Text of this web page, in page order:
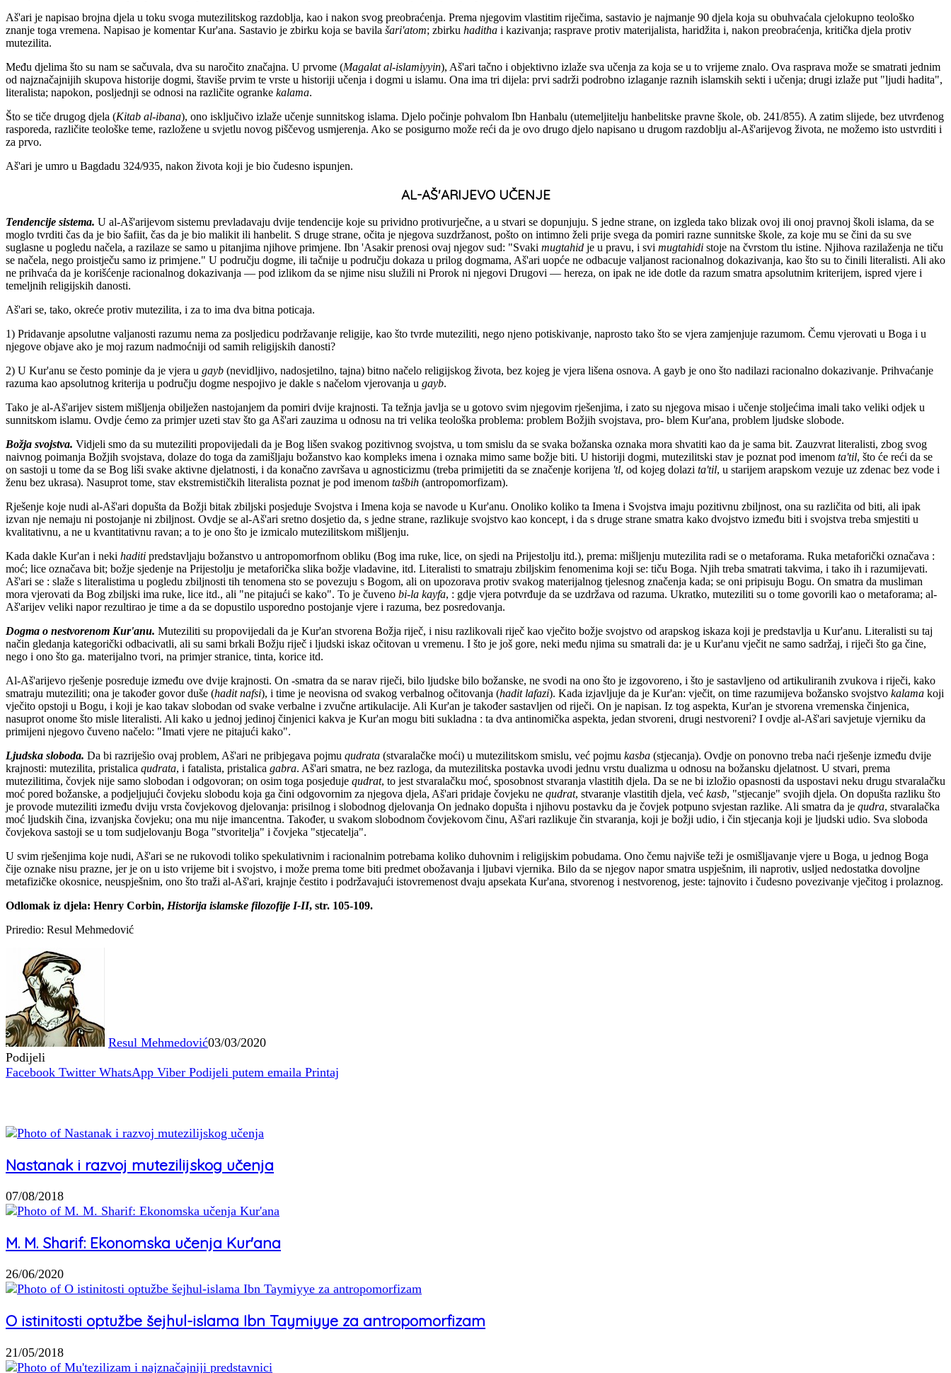
Aš'ari je napisao brojna djela u toku svoga mutezilitskog razdoblja, kao i nakon svog preobraćenja. Prema njegovim vlastitim riječima, sastavio je najmanje 90 djela koja su obuhvaćala cjelokupno teološko
znanje toga vremena. Napisao je komentar Kur'ana. Sastavio je zbirku koja se bavila šari'atom; zbirku haditha i kazivanja; rasprave protiv materijalista, haridžita i, nakon preobraćenja, kritička djela protiv
mutezilita.
Među djelima što su nam se sačuvala, dva su naročito značajna. U prvome (Magalat al-islamiyyin), Aš'ari tačno i objektivno izlaže sva učenja za koja se u to vrijeme znalo. Ova rasprava može se smatrati jednim
od najznačajnijih skupova historije dogmi, štaviše prvim te vrste u historiji učenja i dogmi u islamu. Ona ima tri dijela: prvi sadrži podrobno izlaganje raznih islamskih sekti i učenja; drugi izlaže put "ljudi hadita",
literalista; napokon, posljednji se odnosi na različite ogranke kalama.
Što se tiče drugog djela (Kitab al-ibana), ono isključivo izlaže učenje sunnitskog islama. Djelo počinje pohvalom Ibn Hanbalu (utemeljitelju hanbelitske pravne škole, ob. 241/855). A zatim slijede, bez utvrđenog
rasporeda, različite teološke teme, razložene u svjetlu novog piščevog usmjerenja. Ako se posigurno može reći da je ovo drugo djelo napisano u drugom razdoblju al-Aš'arijevog života, ne možemo isto ustvrditi i
za prvo.
Aš'ari je umro u Bagdadu 324/935, nakon života koji je bio čudesno ispunjen.
AL-AŠ'ARIJEVO UČENJE
Tendencije sistema. U al-Aš'arijevom sistemu prevladavaju dvije tendencije koje su prividno protivurječne, a u stvari se dopunjuju. S jedne strane, on izgleda tako blizak ovoj ili onoj pravnoj školi islama, da se
moglo tvrditi čas da je bio šafiit, čas da je bio malikit ili hanbelit. S druge strane, očita je njegova suzdržanost, pošto on intimno želi prije svega da pomiri razne sunnitske škole, za koje mu se čini da su sve
suglasne u pogledu načela, a razilaze se samo u pitanjima njihove primjene. Ibn 'Asakir prenosi ovaj njegov sud: "Svaki mugtahid je u pravu, i svi mugtahidi stoje na čvrstom tlu istine. Njihova razilaženja ne tiču
se načela, nego proistječu samo iz primjene." U području dogme, ili tačnije u području dokaza u prilog dogmama, Aš'ari uopće ne odbacuje valjanost racionalnog dokazivanja, kao što su to činili literalisti. Ali ako
ne prihvaća da je korišćenje racionalnog dokazivanja — pod izlikom da se njime nisu služili ni Prorok ni njegovi Drugovi — hereza, on ipak ne ide dotle da razum smatra apsolutnim kriterijem, ispred vjere i
temeljnih religijskih danosti.
Aš'ari se, tako, okreće protiv mutezilita, i za to ima dva bitna poticaja.
1) Pridavanje apsolutne valjanosti razumu nema za posljedicu podržavanje religije, kao što tvrde muteziliti, nego njeno potiskivanje, naprosto tako što se vjera zamjenjuje razumom. Čemu vjerovati u Boga i u
njegove objave ako je moj razum nadmoćniji od samih religijskih danosti?
2) U Kur'anu se često pominje da je vjera u gayb (nevidljivo, nadosjetilno, tajna) bitno načelo religijskog života, bez kojeg je vjera lišena osnova. A gayb je ono što nadilazi racionalno dokazivanje. Prihvaćanje
razuma kao apsolutnog kriterija u području dogme nespojivo je dakle s načelom vjerovanja u gayb.
Tako je al-Aš'arijev sistem mišljenja obilježen nastojanjem da pomiri dvije krajnosti. Ta težnja javlja se u gotovo svim njegovim rješenjima, i zato su njegova misao i učenje stoljećima imali tako veliki odjek u
sunnitskom islamu. Ovdje ćemo za primjer uzeti stav što ga Aš'ari zauzima u odnosu na tri velika teološka problema: problem Božjih svojstava, pro- blem Kur'ana, problem ljudske slobode.
Božja svojstva. Vidjeli smo da su muteziliti propovijedali da je Bog lišen svakog pozitivnog svojstva, u tom smislu da se svaka božanska oznaka mora shvatiti kao da je sama bit. Zauzvrat literalisti, zbog svog
naivnog poimanja Božjih svojstava, dolaze do toga da zamišljaju božanstvo kao kompleks imena i oznaka mimo same božje biti. U historiji dogmi, mutezilitski stav je poznat pod imenom ta'til, što će reći da se
on sastoji u tome da se Bog liši svake aktivne djelatnosti, i da konačno završava u agnosticizmu (treba primijetiti da se značenje korijena 'tl, od kojeg dolazi ta'til, u starijem arapskom vezuje uz zdenac bez vode i
ženu bez ukrasa). Nasuprot tome, stav ekstremističkih literalista poznat je pod imenom tašbih (antropomorfizam).
Rješenje koje nudi al-Aš'ari dopušta da Božji bitak zbiljski posjeduje Svojstva i Imena koja se navode u Kur'anu. Onoliko koliko ta Imena i Svojstva imaju pozitivnu zbiljnost, ona su različita od biti, ali ipak
izvan nje nemaju ni postojanje ni zbiljnost. Ovdje se al-Aš'ari sretno dosjetio da, s jedne strane, razlikuje svojstvo kao koncept, i da s druge strane smatra kako dvojstvo između biti i svojstva treba smjestiti u
kvalitativnu, a ne u kvantitativnu ravan; a to je ono što je izmicalo mutezilitskom mišljenju.
Kada dakle Kur'an i neki haditi predstavljaju božanstvo u antropomorfnom obliku (Bog ima ruke, lice, on sjedi na Prijestolju itd.), prema: mišljenju mutezilita radi se o metaforama. Ruka metaforički označava :
moć; lice označava bit; božje sjedenje na Prijestolju je metaforička slika božje vladavine, itd. Literalisti to smatraju zbiljskim fenomenima koji se: tiču Boga. Njih treba smatrati takvima, i tako ih i razumijevati.
Aš'ari se : slaže s literalistima u pogledu zbiljnosti tih tenomena sto se povezuju s Bogom, ali on upozorava protiv svakog materijalnog tjelesnog značenja kada; se oni pripisuju Bogu. On smatra da musliman
mora vjerovati da Bog zbiljski ima ruke, lice itd., ali "ne pitajući se kako". To je čuveno bi-la kayfa, : gdje vjera potvrđuje da se uzdržava od razuma. Ukratko, muteziliti su o tome govorili kao o metaforama; al-
Aš'arijev veliki napor rezultirao je time a da se dopustilo usporedno postojanje vjere i razuma, bez posredovanja.
Dogma o nestvorenom Kur'anu. Muteziliti su propovijedali da je Kur'an stvorena Božja riječ, i nisu razlikovali riječ kao vječito božje svojstvo od arapskog iskaza koji je predstavlja u Kur'anu. Literalisti su taj
način gledanja kategorički odbacivatli, ali su sami brkali Božju riječ i ljudski iskaz očitovan u vremenu. I što je još gore, neki među njima su smatrali da: je u Kur'anu vječit ne samo sadržaj, i riječi što ga čine,
nego i ono što ga. materijalno tvori, na primjer stranice, tinta, korice itd.
Al-Aš'arijevo rješenje posreduje između ove dvije krajnosti. On -smatra da se narav riječi, bilo ljudske bilo božanske, ne svodi na ono što je izgovoreno, i što je sastavljeno od artikuliranih zvukova i riječi, kako
smatraju muteziliti; ona je također govor duše (hadit nafsi), i time je neovisna od svakog verbalnog očitovanja (hadit lafazi). Kada izjavljuje da je Kur'an: vječit, on time razumijeva božansko svojstvo kalama koji
vječito opstoji u Bogu, i koji je kao takav slobodan od svake verbalne i zvučne artikulacije. Ali Kur'an je također sastavljen od riječi. On je napisan. Iz tog aspekta, Kur'an je stvorena vremenska činjenica,
nasuprot onome što misle literalisti. Ali kako u jednoj jedinoj činjenici kakva je Kur'an mogu biti sukladna : ta dva antinomička aspekta, jedan stvoreni, drugi nestvoreni? I ovdje al-Aš'ari savjetuje vjerniku da
primijeni njegovo čuveno načelo: "Imati vjere ne pitajući kako".
Ljudska sloboda. Da bi razriješio ovaj problem, Aš'ari ne pribjegava pojmu qudrata (stvaralačke moći) u mutezilitskom smislu, već pojmu kasba (stjecanja). Ovdje on ponovno treba naći rješenje između dvije
krajnosti: mutezilita, pristalica qudrata, i fatalista, pristalica gabra. Aš'ari smatra, ne bez razloga, da mutezilitska postavka uvodi jednu vrstu dualizma u odnosu na božansku djelatnost. U stvari, prema
mutezilitima, čovjek nije samo slobodan i odgovoran; on osim toga posjeduje qudrat, to jest stvaralačku moć, sposobnost stvaranja vlastitih djela. Da se ne bi izložio opasnosti da uspostavi neku drugu stvaralačku
moć pored božanske, a podjeljujući čovjeku slobodu koja ga čini odgovornim za njegova djela, Aš'ari pridaje čovjeku ne qudrat, stvaranje vlastitih djela, već kasb, "stjecanje" svojih djela. On dopušta razliku što
je provode muteziliti između dviju vrsta čovjekovog djelovanja: prisilnog i slobodnog djelovanja On jednako dopušta i njihovu postavku da je čovjek potpuno svjestan razlike. Ali smatra da je qudra, stvaralačka
moć ljudskih čina, izvanjska čovjeku; ona mu nije imancentna. Također, u svakom slobodnom čovjekovom činu, Aš'ari razlikuje čin stvaranja, koji je božji udio, i čin stjecanja koji je ljudski udio. Sva sloboda
čovjekova sastoji se u tom sudjelovanju Boga "stvoritelja" i čovjeka "stjecatelja".
U svim rješenjima koje nudi, Aš'ari se ne rukovodi toliko spekulativnim i racionalnim potrebama koliko duhovnim i religijskim pobudama. Ono čemu najviše teži je osmišljavanje vjere u Boga, u jednog Boga
čije oznake nisu prazne, jer je on u isto vrijeme bit i svojstvo, i može prema tome biti predmet obožavanja i ljubavi vjernika. Bilo da se njegov napor smatra uspješnim, ili naprotiv, usljed nedostatka dovoljne
metafizičke okosnice, neuspješnim, ono što traži al-Aš'ari, krajnje čestito i podržavajući istovremenost dvaju apsekata Kur'ana, stvorenog i nestvorenog, jeste: tajnovito i čudesno povezivanje vječitog i prolaznog.
Odlomak iz djela: Henry Corbin, Historija islamske filozofije I-II, str. 105-109.
Priredio: Resul Mehmedović
Resul Mehmedović03/03/2020
Podijeli
Facebook Twitter WhatsApp Viber Podijeli putem emaila Printaj
Nastanak i razvoj mutezilijskog učenja
07/08/2018
M. M. Sharif: Ekonomska učenja Kur'ana
26/06/2020
O istinitosti optužbe šejhul-islama Ibn Taymiyye za antropomorfizam
21/05/2018